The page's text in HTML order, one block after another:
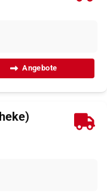
Angebote